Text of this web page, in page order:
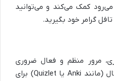
می‌رود کمک می‌کند و می‌توانید
گرامر خود بگیرید.
مرور منظم و فعال ضروری
است. از فلش‌کارت‌های دیجیتال (مانند Anki یا Quizlet) برای